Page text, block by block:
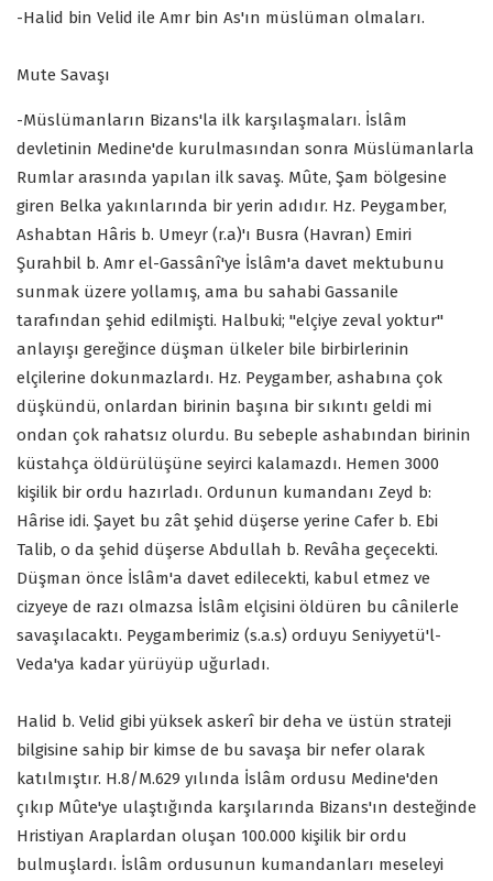
-Halid bin Velid ile Amr bin As'ın müslüman olmaları.
Mute Savaşı
-Müslümanların Bizans'la ilk karşılaşmaları. İslâm
devletinin Medine'de kurulmasından sonra Müslümanlarla
Rumlar arasında yapılan ilk savaş. Mûte, Şam bölgesine
giren Belka yakınlarında bir yerin adıdır. Hz. Peygamber,
Ashabtan Hâris b. Umeyr (r.a)'ı Busra (Havran) Emiri
Şurahbil b. Amr el-Gassânî'ye İslâm'a davet mektubunu
sunmak üzere yollamış, ama bu sahabi Gassanile
tarafından şehid edilmişti. Halbuki; "elçiye zeval yoktur"
anlayışı gereğince düşman ülkeler bile birbirlerinin
elçilerine dokunmazlardı. Hz. Peygamber, ashabına çok
düşkündü, onlardan birinin başına bir sıkıntı geldi mi
ondan çok rahatsız olurdu. Bu sebeple ashabından birinin
küstahça öldürülüşüne seyirci kalamazdı. Hemen 3000
kişilik bir ordu hazırladı. Ordunun kumandanı Zeyd b:
Hârise idi. Şayet bu zât şehid düşerse yerine Cafer b. Ebi
Talib, o da şehid düşerse Abdullah b. Revâha geçecekti.
Düşman önce İslâm'a davet edilecekti, kabul etmez ve
cizyeye de razı olmazsa İslâm elçisini öldüren bu cânilerle
savaşılacaktı. Peygamberimiz (s.a.s) orduyu Seniyyetü'l-
Veda'ya kadar yürüyüp uğurladı.
Halid b. Velid gibi yüksek askerî bir deha ve üstün strateji
bilgisine sahip bir kimse de bu savaşa bir nefer olarak
katılmıştır. H.8/M.629 yılında İslâm ordusu Medine'den
çıkıp Mûte'ye ulaştığında karşılarında Bizans'ın desteğinde
Hristiyan Araplardan oluşan 100.000 kişilik bir ordu
bulmuşlardı. İslâm ordusunun kumandanları meseleyi